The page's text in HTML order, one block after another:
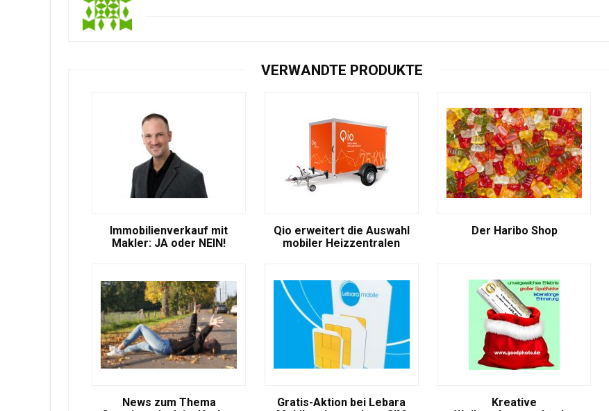
VERWANDTE PRODUKTE
Immobilienverkauf mit
Makler: JA oder NEIN!
Qio erweitert die Auswahl
mobiler Heizzentralen
Der Haribo Shop
News zum Thema
Gratis-Aktion bei Lebara
Kreative